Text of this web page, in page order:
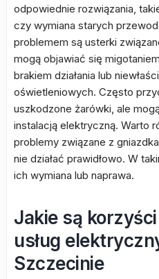
odpowiednie rozwiązania,
czy wymiana starych
problemem są usterki
mogą objawiać się
brakiem działania lub
oświetleniowych. Często
uszkodzone żarówki, ale
instalacją elektryczną. Warto
problemy związane z
nie działać prawidłowo. W
ich wymiana lub naprawa.
Jakie są
usług
Szczecinie